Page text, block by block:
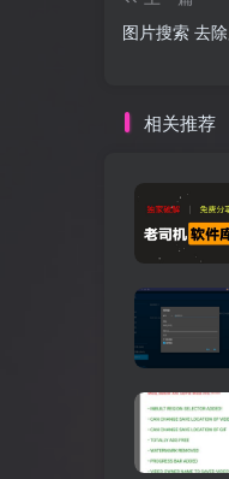
图片搜索 去
相关推荐